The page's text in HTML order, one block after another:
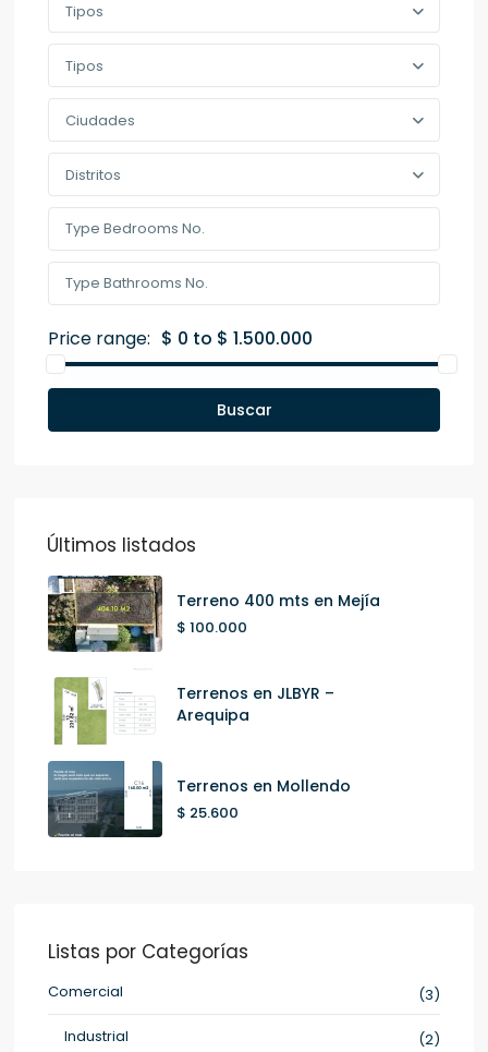
Tipos
Tipos
Ciudades
Distritos
Price range: $ 0 to $ 1.500.000
Buscar
Últimos listados
Terreno 400 mts en Mejía
$ 100.000
Terrenos en JLBYR –
Arequipa
Terrenos en Mollendo
$ 25.600
Listas por Categorías
Comercial
(3)
Industrial
(2)